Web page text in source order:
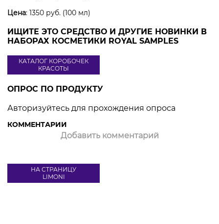
Цена: 1350 руб. (100 мл)
ИЩИТЕ ЭТО СРЕДСТВО И ДРУГИЕ НОВИНКИ В
НАБОРАХ КОСМЕТИКИ ROYAL SAMPLES
КАТАЛОГ КОРОБОЧЕК
КРАСОТЫ
ОПРОС ПО ПРОДУКТУ
Авторизуйтесь для прохождения опроса
КОММЕНТАРИИ
Добавить комментарий
НА СТРАНИЦУ
LIMONI